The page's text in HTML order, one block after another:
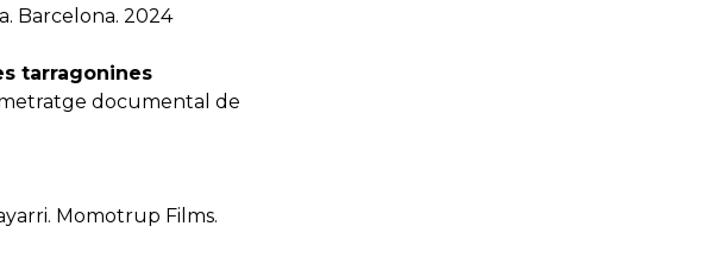
Barcelona. 2024
tarragonines
documental de
Momotrup Films.